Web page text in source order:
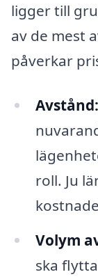
ligger till
av de mest
påverkar
Avstånd:
roll. Ju
Volym
ska